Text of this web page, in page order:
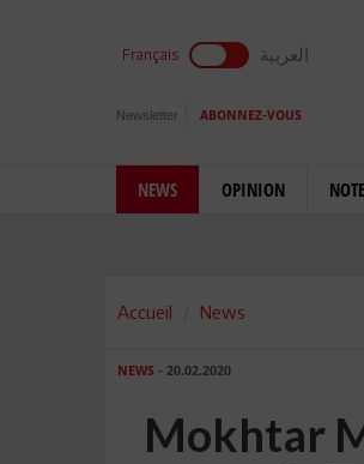
Français العربية
Newsletter ABONNEZ-VOUS
NEWS OPINION
Accueil News
NEWS - 20.02.2020
Mokhtar